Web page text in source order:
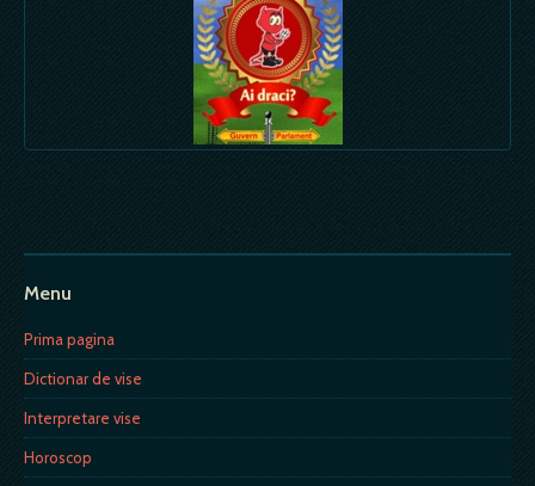
Menu
Prima pagina
Dictionar de vise
Interpretare vise
Horoscop